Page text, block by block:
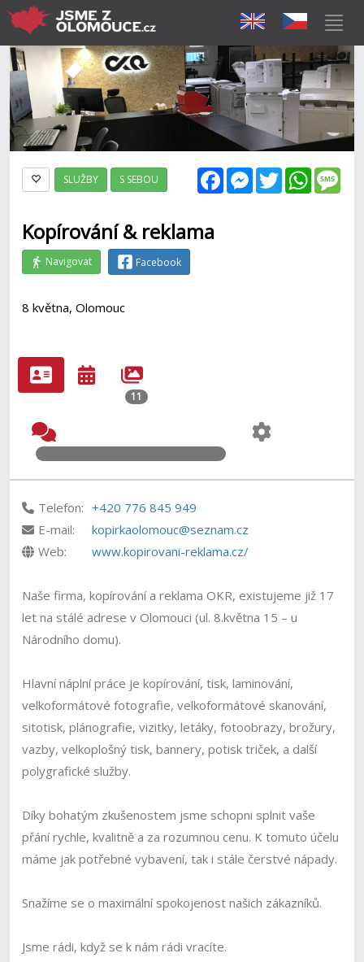
FacebookMessenger
Twitter
SLUŽBY S SEBOU
Kopírování & reklama
Navigovat Facebook
8 května, Olomouc
11
Telefon: +420 776 845 949
E-mail:
kopirkaolomouc@seznam.cz
Web:
www.kopirovani-reklama.cz/
Naše firma, kopírování a reklama OKR, existujeme již 17
let na stálé adrese v Olomouci (ul. 8.května 15 – u
Národního domu).
Hlavní náplní práce je kopírování, tisk, laminování,
velkoformátové fotografie, velkoformátové skanování,
sitotisk, plánografie, vizitky, letáky, fotoobrazy, brožury,
vazby, velkoplošný tisk, bannery, potisk triček, a další
polygrafické služby.
Díky bohatým zkušenostem jsme schopni splnit vaše
přání rychle, kvalitně a za rozumnou cenu. K tomuto účelu
máme jak potřebné vybavení, tak i stále čerstvé nápady.
Snažíme se o maximální spokojenost našich zákazníků.
Jsme rádi, když se k nám rádi vracíte.